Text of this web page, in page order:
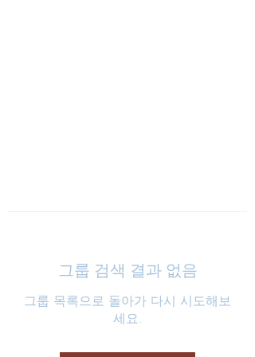
그룹 검색 결과 없음
그룹 목록으로 돌아가 다시 시도해보
세요.